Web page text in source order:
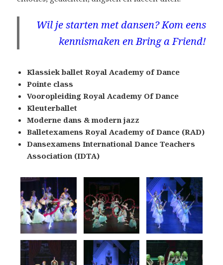
Wil je starten met dansen? Kom eens
kennismaken en Bring a Friend!
Klassiek ballet Royal Academy of Dance
Pointe class
Vooropleiding Royal Academy Of Dance
Kleuterballet
Moderne dans & modern jazz
Balletexamens Royal Academy of Dance (RAD)
Dansexamens International Dance Teachers
Association (IDTA)